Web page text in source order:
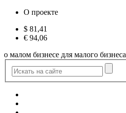
О проекте
$ 81,41
€ 94,06
о малом бизнесе для малого бизнеса